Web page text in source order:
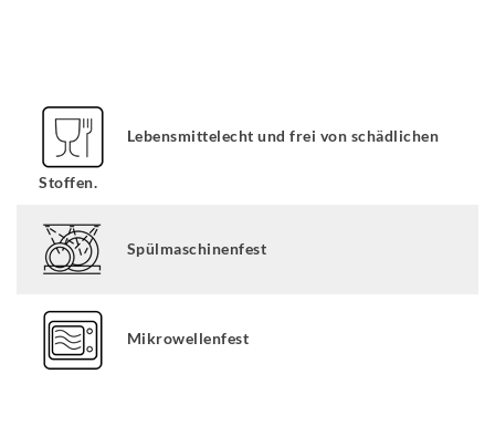
Lebensmittelecht und frei von schädlichen
Stoffen.
Spülmaschinenfest
Mikrowellenfest